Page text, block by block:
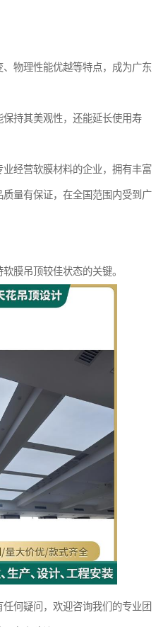
物理性能优越等特点，成为广东
持其美观性，还能延长使用寿
经营软膜材料的企业，拥有丰富
量有保证，在全国范围内受到广
膜吊顶较佳状态的关键。
何疑问，欢迎咨询我们的专业团